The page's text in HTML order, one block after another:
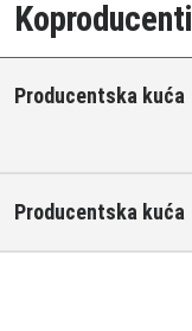
Koproducenti
Producentska kuća
Producentska kuća